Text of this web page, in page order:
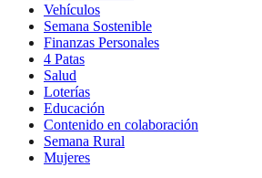
Vehículos
Semana Sostenible
Finanzas Personales
4 Patas
Salud
Loterías
Educación
Contenido en colaboración
Semana Rural
Mujeres